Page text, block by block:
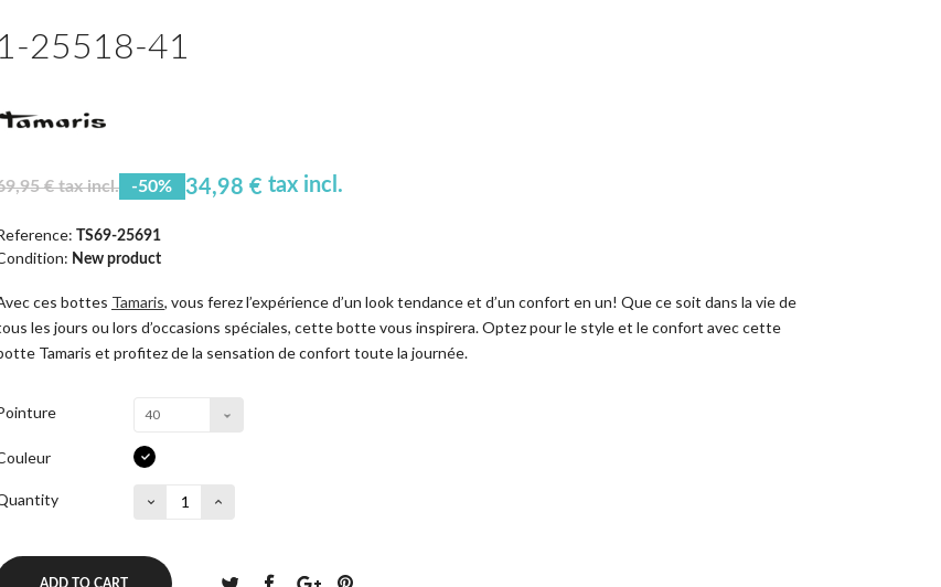
1-25518-41
€ tax incl. -50% 34,98 € tax incl.
TS69-25691
New product
ces bottes Tamaris, vous ferez l’expérience d’un look tendance et d’un confort en un! Que ce soit dans la vie de
les jours ou lors d’occasions spéciales, cette botte vous inspirera. Optez pour le style et le confort avec cette
Tamaris et profitez de la sensation de confort toute la journée.
40
ADD TO CART